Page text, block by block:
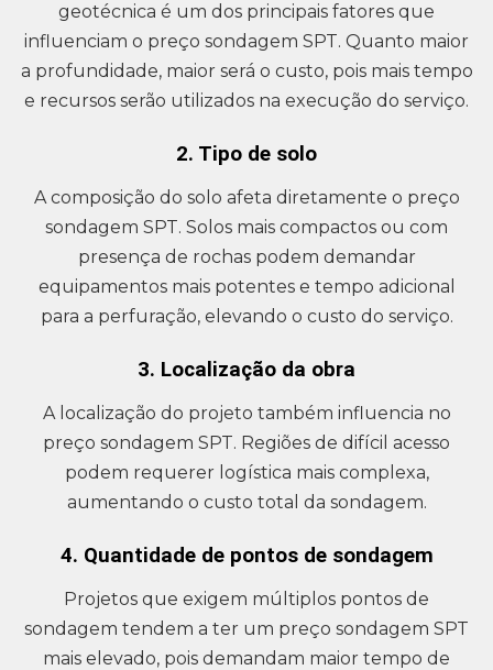
geotécnica é um dos principais fatores que
influenciam o preço sondagem SPT. Quanto maior
a profundidade, maior será o custo, pois mais tempo
e recursos serão utilizados na execução do serviço.
2. Tipo de solo
A composição do solo afeta diretamente o preço
sondagem SPT. Solos mais compactos ou com
presença de rochas podem demandar
equipamentos mais potentes e tempo adicional
para a perfuração, elevando o custo do serviço.
3. Localização da obra
A localização do projeto também influencia no
preço sondagem SPT. Regiões de difícil acesso
podem requerer logística mais complexa,
aumentando o custo total da sondagem.
4. Quantidade de pontos de sondagem
Projetos que exigem múltiplos pontos de
sondagem tendem a ter um preço sondagem SPT
mais elevado, pois demandam maior tempo de